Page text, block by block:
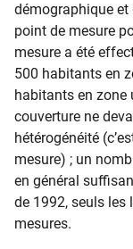
démographique et
point de mesure
mesure a été
500 habitants en
habitants en zone
couverture ne
hétérogénéité
mesure) ; un
en général
de 1992, seuls les
mesures.